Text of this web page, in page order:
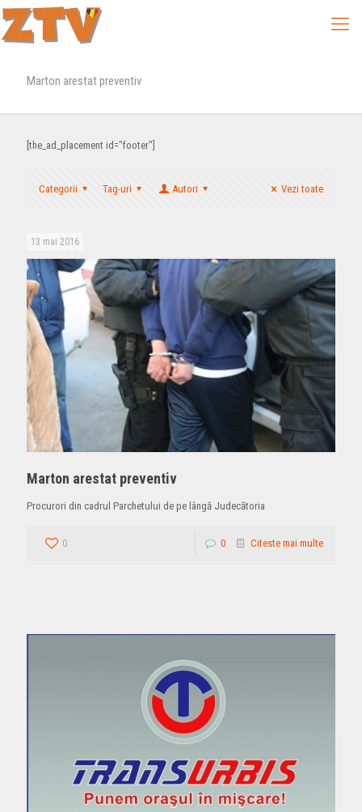
Marton arestat preventiv
[the_ad_placement id="footer"]
Categorii Tag-uri Autori Vezi toate
13 mai 2016
Marton arestat preventiv
Procurori din cadrul Parchetului de pe lângă Judecătoria
0 0 Citeste mai multe